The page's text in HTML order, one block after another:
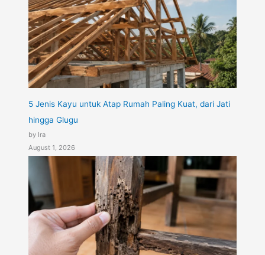
5 Jenis Kayu untuk Atap Rumah Paling Kuat, dari Jati
hingga Glugu
by Ira
August 1, 2026